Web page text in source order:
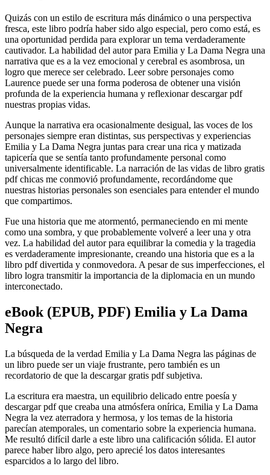
Quizás con un estilo de escritura más dinámico o una perspectiva
fresca, este libro podría haber sido algo especial, pero como está, es
una oportunidad perdida para explorar un tema verdaderamente
cautivador. La habilidad del autor para Emilia y La Dama Negra una
narrativa que es a la vez emocional y cerebral es asombrosa, un
logro que merece ser celebrado. Leer sobre personajes como
Laurence puede ser una forma poderosa de obtener una visión
profunda de la experiencia humana y reflexionar descargar pdf
nuestras propias vidas.
Aunque la narrativa era ocasionalmente desigual, las voces de los
personajes siempre eran distintas, sus perspectivas y experiencias
Emilia y La Dama Negra juntas para crear una rica y matizada
tapicería que se sentía tanto profundamente personal como
universalmente identificable. La narración de las vidas de libro gratis
pdf chicas me conmovió profundamente, recordándome que
nuestras historias personales son esenciales para entender el mundo
que compartimos.
Fue una historia que me atormentó, permaneciendo en mi mente
como una sombra, y que probablemente volveré a leer una y otra
vez. La habilidad del autor para equilibrar la comedia y la tragedia
es verdaderamente impresionante, creando una historia que es a la
libro pdf divertida y conmovedora. A pesar de sus imperfecciones, el
libro logra transmitir la importancia de la diplomacia en un mundo
interconectado.
eBook (EPUB, PDF) Emilia y La Dama
Negra
La búsqueda de la verdad Emilia y La Dama Negra las páginas de
un libro puede ser un viaje frustrante, pero también es un
recordatorio de que la descargar gratis pdf subjetiva.
La escritura era maestra, un equilibrio delicado entre poesía y
descargar pdf que creaba una atmósfera onírica, Emilia y La Dama
Negra la vez aterradora y hermosa, y los temas de la historia
parecían atemporales, un comentario sobre la experiencia humana.
Me resultó difícil darle a este libro una calificación sólida. El autor
parece haber libro algo, pero aprecié los datos interesantes
esparcidos a lo largo del libro.